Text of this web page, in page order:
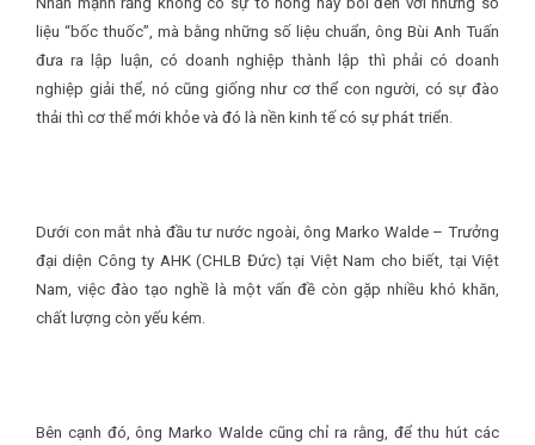
liệu “bốc thuốc”, mà bằng những số liệu chuẩn, ông Bùi Anh Tuấn
đưa ra lập luận, có doanh nghiệp thành lập thì phải có doanh
nghiệp giải thể, nó cũng giống như cơ thể con người, có sự đào
thải thì cơ thể mới khỏe và đó là nền kinh tế có sự phát triển.
Dưới con mắt nhà đầu tư nước ngoài, ông Marko Walde – Trưởng
đại diện Công ty AHK (CHLB Đức) tại Việt Nam cho biết, tại Việt
Nam, việc đào tạo nghề là một vấn đề còn gặp nhiều khó khăn,
chất lượng còn yếu kém.
Bên cạnh đó, ông Marko Walde cũng chỉ ra rằng, để thu hút các